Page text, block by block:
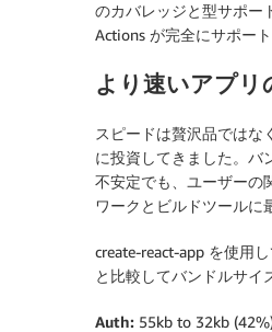
のカバレッジと型サポー
Actions が完全にサポート
より速いアプリ
スピードは贅沢品ではな
に投資してきました。バ
不安定でも、ユーザーの
ワークとビルドツールに
create-react-app を使用
と比較してバンドルサイ
Auth: 55kb to 32kb